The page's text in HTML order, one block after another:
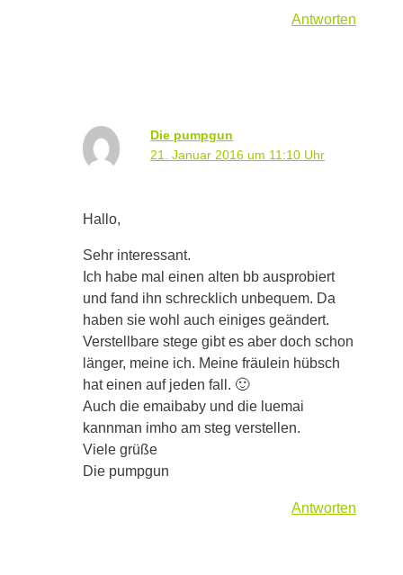
Antworten
Die pumpgun
21. Januar 2016 um 11:10 Uhr
Hallo,
Sehr interessant.
Ich habe mal einen alten bb ausprobiert
und fand ihn schrecklich unbequem. Da
haben sie wohl auch einiges geändert.
Verstellbare stege gibt es aber doch schon
länger, meine ich. Meine fräulein hübsch
hat einen auf jeden fall. 🙂
Auch die emaibaby und die luemai
kannman imho am steg verstellen.
Viele grüße
Die pumpgun
Antworten